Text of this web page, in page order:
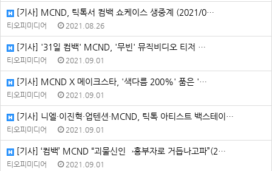
[기사] MCND, 틱톡서 컴백 쇼케이스 생중계 (2021/0…
티오피미디어 2021.08.26
[기사] '31일 컴백' MCND, '무빈' 뮤직비디오 티저 …
티오피미디어 2021.09.01
[기사] MCND X 메이크스타, '색다름 200%' 품은 '…
티오피미디어 2021.09.01
[기사] 니엘·이진혁·업텐션·MCND, 틱톡 아티스트 백스테이…
티오피미디어 2021.09.01
[기사] ‘컴백’ MCND “괴물신인→흥부자로 거듭나고파”(2…
티오피미디어 2021.09.01